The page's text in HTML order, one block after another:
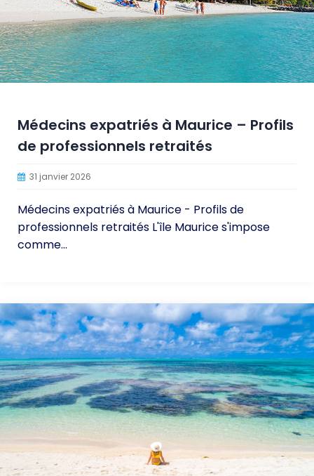
Médecins expatriés à Maurice – Profils
de professionnels retraités
31 janvier 2026
Médecins expatriés à Maurice - Profils de
professionnels retraités L'île Maurice s'impose
comme...